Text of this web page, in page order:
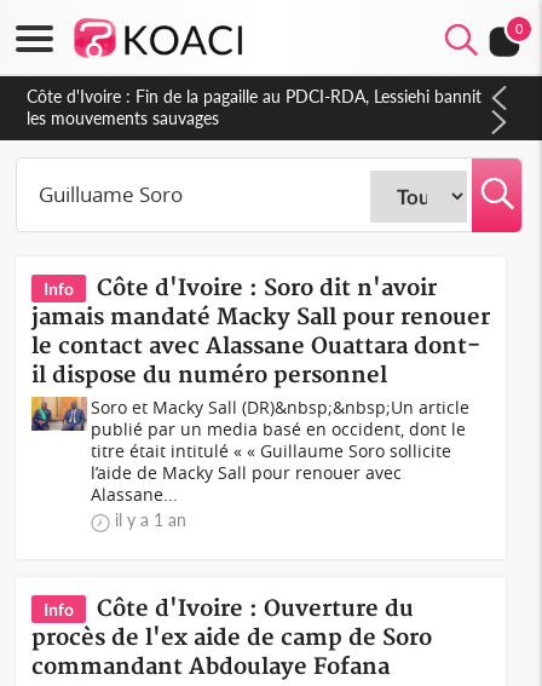
0
Côte d'Ivoire : Fin de la pagaille au PDCI-RDA, Lessiehi bannit
les mouvements sauvages
Info
Côte d'Ivoire : Soro dit n'avoir
jamais mandaté Macky Sall pour renouer
le contact avec Alassane Ouattara dont-
il dispose du numéro personnel
Soro et Macky Sall (DR)&nbsp;&nbsp;Un article
publié par un media basé en occident, dont le
titre était intitulé « « Guillaume Soro sollicite
l’aide de Macky Sall pour renouer avec
Alassane...
il y a 1 an
Info
Côte d'Ivoire : Ouverture du
procès de l'ex aide de camp de Soro
commandant Abdoulaye Fofana